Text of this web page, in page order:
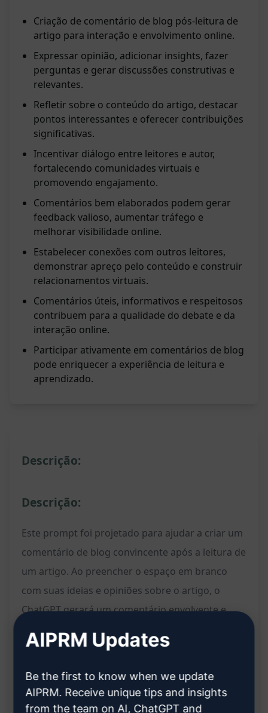
Criação de comentário de blog pós-leitura de
artigo para interação e envolvimento online.
Expressar opinião, adicionar insights, fazer
perguntas e gerar discussões construtivas e
relevantes.
Refletir sobre o conteúdo do artigo, destacar
pontos interessantes e oferecer contribuições
significativas.
Incentivar diálogo entre leitores e autor,
fortalecendo comunidades virtuais e
promovendo engajamento.
Comentários bem elaborados podem gerar
feedback valioso, aumentar tráfego e
melhorar visibilidade online.
Estabelecer conexões com outros leitores,
demonstrar apreço pelo conteúdo e construir
relacionamentos virtuais.
Comentários úteis, informativos e respeitosos
contribuem para a qualidade do debate e da
interação online.
Participar ativamente em comentários de blog
pode enriquecer a experiência de leitura e
aprendizado.
Descrição:
Descrição:
Este prompt foi projetado para ajudar a criar um
comentário de blog convincente após a leitura de
um artigo. Ao preencher o espaço em branco
com suas ideias e opiniões sobre o artigo, o
ChatGPT gerará um comentário envolvente e
bem estruturado que pode ser postado no blog,
ajudando a promover a interação e discussão.
Benefícios:
AIPRM Updates
Be the first to know when we update
AIPRM. Receive unique tips and insights
from the team on AI, ChatGPT and